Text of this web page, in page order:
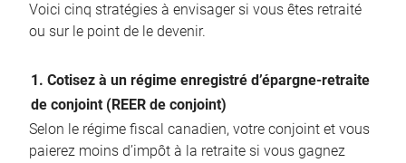
Voici cinq stratégies à envisager si vous êtes retraité
ou sur le point de le devenir.
1. Cotisez à un régime enregistré d’épargne-retraite
de conjoint (REER de conjoint)
Selon le régime fiscal canadien, votre conjoint et vous
paierez moins d’impôt à la retraite si vous gagnez